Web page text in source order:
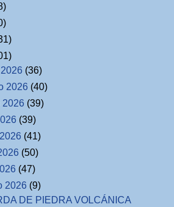
(36)
2026 (40)
2026 (39)
(39)
(41)
(50)
(47)
2026 (9)
DE PIEDRA VOLCÁNICA